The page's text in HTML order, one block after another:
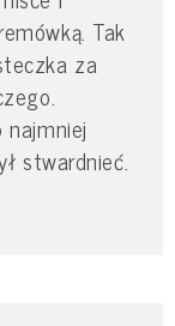
Tak
za
stwardnieć.